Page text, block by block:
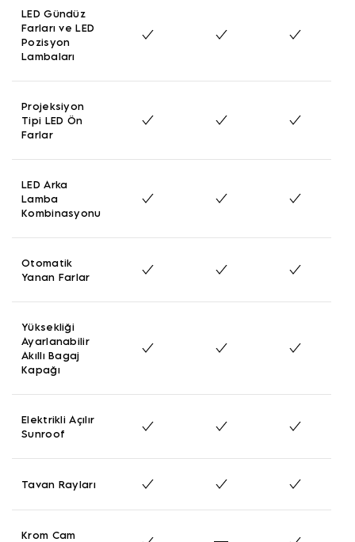
LED Gündüz
Farları ve LED
Pozisyon
Lambaları
Projeksiyon
Tipi LED Ön
Farlar
LED Arka
Lamba
Kombinasyonu
Otomatik
Yanan Farlar
Yüksekliği
Ayarlanabilir
Akıllı Bagaj
Kapağı
Elektrikli Açılır
Sunroof
Tavan Rayları
Krom Cam